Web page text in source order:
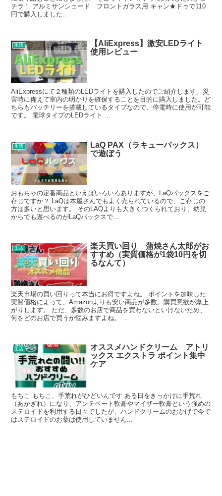
チラ！ アルミサンシェード フロントガラス用 キャン★ドゥで110
円で購入しました...
生活
【AliExpress】激安LEDライト
使用レビュー
AliExpressにて２種類のLEDライトを購入したのでご紹介します。災
害時に備えて室内の明かりを確保することを目的に購入しました。ど
ちらもバッテリーを搭載しているタイプなので、停電時に使用が可能
です。 電球タイプのLEDライト ...
生活
LaQ PAX（ラキューパックス）
で遊ぼう
おもちゃの定番商品といえばいろいろありますが、LaQパックスをご
存じですか？ LaQは本屋さんでもよく売られているので、ご存じの
方は多いと思います。 そのLAQよりも大きくつくられており、幼児
からでも遊べるのがLaQパックスで...
生活
楽天買い回り 蒲焼さん太郎がお
すすめ（実質価格が1袋10円を切
るなんて）
楽天市場の買い回りって本当にお得ですよね。 ポイントを加味した
実質価格によって、Amazonよりも安い商品が多数。購買意欲が爆上
がりします。 ただ、多数のお店で商品を買わないといけないため、
何をどのお店で買うか悩みますよね。 ...
生活
オススメハンドクリーム アトリ
ックス エクストラ ポイント集中
ケア
もちこ もちこ、手荒れがひどいんです ある日をきっかけに手荒れ
（あかぎれ）になり、アンテベート軟膏やマイザー軟膏という強めの
ステロイドを利用する日々でしたが、ハンドクリームのおかげで今で
はステロイドのお薬は使用していません...